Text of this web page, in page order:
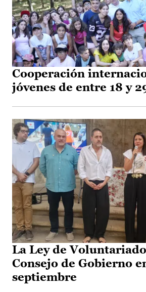
Cooperación
jóvenes de entre 18 y
La Ley de
Consejo de Gobierno
septiembre